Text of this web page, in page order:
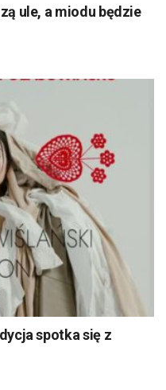
ule, a miodu będzie
spotka się z